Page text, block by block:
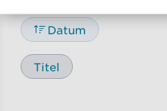
Datum
Titel